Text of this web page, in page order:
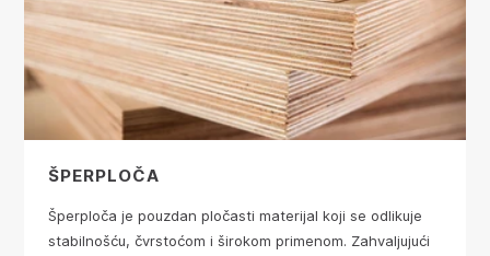
ŠPERPLOČA
Šperploča je pouzdan pločasti materijal koji se odlikuje
stabilnošću, čvrstoćom i širokom primenom. Zahvaljujući